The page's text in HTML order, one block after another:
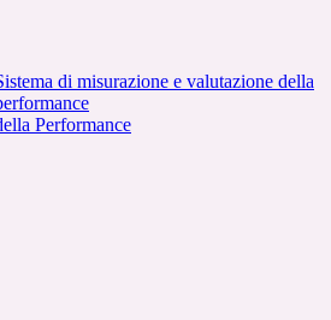
di misurazione e valutazione della
Performance